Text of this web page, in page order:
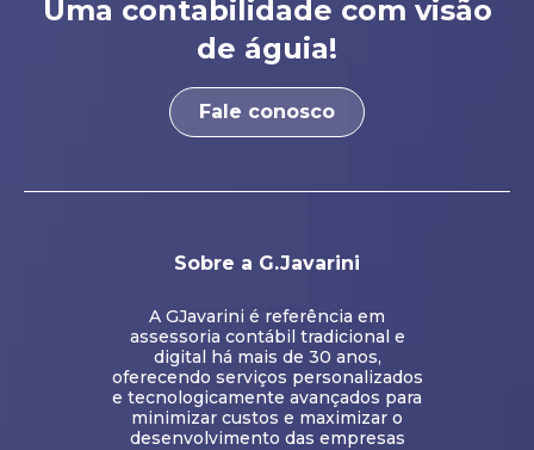
Uma contabilidade com visão
de águia!
Fale conosco
Sobre a G.Javarini
A GJavarini é referência em
assessoria contábil tradicional e
digital há mais de 30 anos,
oferecendo serviços personalizados
e tecnologicamente avançados para
minimizar custos e maximizar o
desenvolvimento das empresas